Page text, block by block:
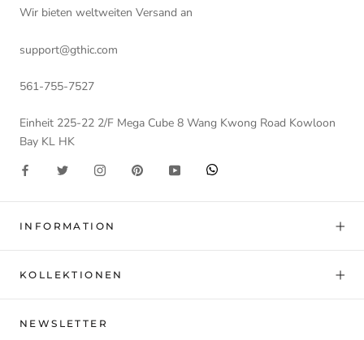
Wir bieten weltweiten Versand an
support@gthic.com
561-755-7527
Einheit 225-22 2/F Mega Cube 8 Wang Kwong Road Kowloon
Bay KL HK
INFORMATION
KOLLEKTIONEN
NEWSLETTER